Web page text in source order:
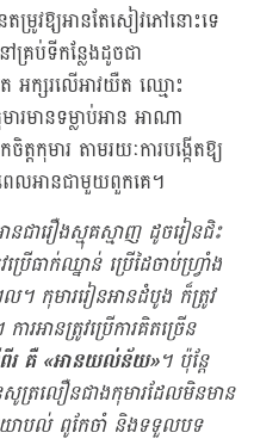
ម្រូវឱ្យអានតែសៀវភៅនោះទេ
គ្រប់ទីកន្លែងដូចជា
អក្សរលើអាវយឺត ឈ្មោះ
មានទម្លាប់អាន អាណា
ត្តកុមារ តាមរយៈការបង្កើតឱ្យ
លអានជាមួយពួកគេ។
ន​ជា​រឿង​ស្មុគ​ស្មាញ ដូច​រៀន​ជិះ​
ធាក់​ឈ្នាន់ ប្រើ​ដៃ​ចាប់​ហ្វ្រាំង
ល។ កុមារ​រៀន​អាន​ដំបូង​ ក៏​ត្រូវ​
ការអាន​ត្រូវ​ប្រើ​ការ​គិត​ច្រើន
គឺ «អាន​យល់​ន័យ»។ ប៉ុន្តែ
សូត្រ​លឿន​ជាង​កុមារ​ដែល​មិន​មាន​
ល់​យោបល់ ពូកែ​ចាំ និង​ទទួល​បទ